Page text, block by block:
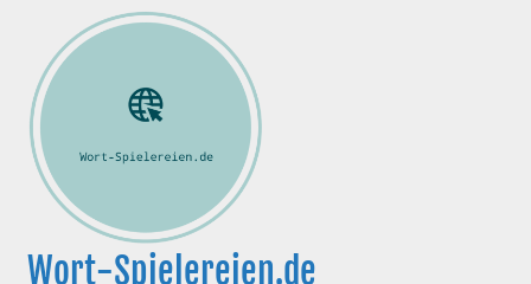
Wort-Spielereien.de